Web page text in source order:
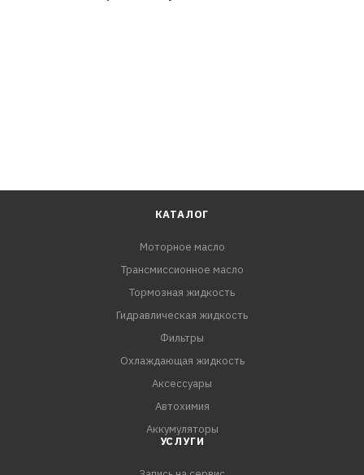
КАТАЛОГ
Моторное масло
Трансмиссионное масло
Тормозная жидкость
Гидравлическая жидкость
Фильтры
Охлаждающая жидкость
Аксессуары
Автохимия
Аккумуляторы
УСЛУГИ